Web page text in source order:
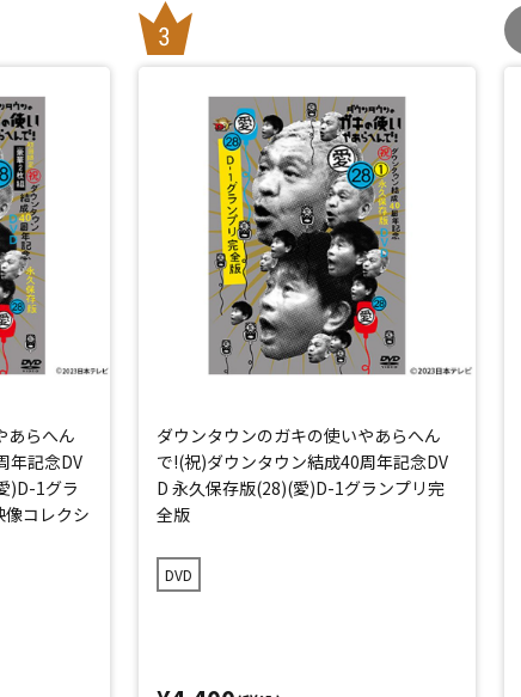
あらへん
年記念DV
)D-1グラ
像コレクシ
ダウンタウンのガキの使いやあらへん
で!(祝)ダウンタウン結成40周年記念DV
D 永久保存版(28)(愛)D-1グランプリ完
全版
DVD